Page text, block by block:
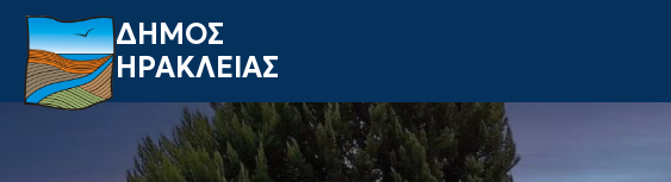
ΔΗΜΟΣ
ΗΡΑΚΛΕΙΑΣ